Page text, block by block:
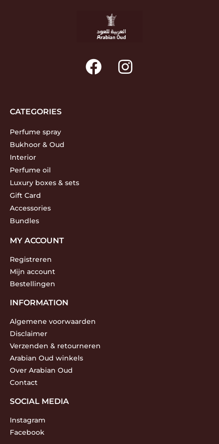
CATEGORIES
Perfume spray
Bukhoor & Oud
Interior
Perfume oil
Luxury boxes & sets
Gift Card
Accessories
Bundles
MY ACCOUNT
Registreren
Mijn account
Bestellingen
INFORMATION
Algemene voorwaarden
Disclaimer
Verzenden & retourneren
Arabian Oud winkels
Over Arabian Oud
Contact
SOCIAL MEDIA
Instagram
Facebook